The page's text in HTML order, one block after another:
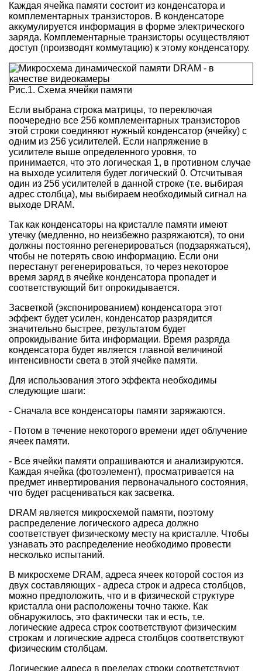
Каждая ячейка памяти состоит из конденсатора и
комплементарных транзисторов. В конденсаторе
аккумулируется информация в форме электрического
заряда. Комплементарные транзисторы осуществляют
доступ (производят коммутацию) к этому конденсатору.
Рис.1. Схема ячейки памяти
Если выбрана строка матрицы, то переключая
поочередно все 256 комплементарных транзисторов
этой строки соединяют нужный конденсатор (ячейку) с
одним из 256 усилителей. Если напряжение в
усилителе выше определенного уровня, то
принимается, что это логическая 1, в противном случае
на выходе усилителя будет логический 0. Отсчитывая
один из 256 усилителей в данной строке (т.е. выбирая
адрес столбца), мы выбираем необходимый сигнал на
выходе DRAM.
Так как конденсаторы на кристалле памяти имеют
утечку (медленно, но неизбежно разряжаются), то они
должны постоянно регенерироваться (подзаряжаться),
чтобы не потерять свою информацию. Если они
перестанут регенерироваться, то через некоторое
время заряд в ячейке конденсатора пропадет и
соответствующий бит опрокидывается.
Засветкой (экспонированием) конденсатора этот
эффект будет усилен, конденсатор разрядится
значительно быстрее, результатом будет
опрокидывание бита информации. Время разряда
конденсатора будет является главной величиной
интенсивности света в этой ячейке памяти.
Для использования этого эффекта необходимы
следующие шаги:
- Сначала все конденсаторы памяти заряжаются.
- Потом в течение некоторого времени идет облучение
ячеек памяти.
- Все ячейки памяти опрашиваются и анализируются.
Каждая ячейка (фотоэлемент), просматривается на
предмет инвертирования первоначального состояния,
что будет расцениваться как засветка.
DRAM является микросхемой памяти, поэтому
распределение логического адреса должно
соответствует физическому месту на кристалле. Чтобы
узнавать это распределение необходимо провести
несколько испытаний.
В микросхеме DRAM, адреса ячеек которой состоя из
двух составляющих - адреса строк и адреса столбцов,
можно предположить, что и в физической структуре
кристалла они расположены точно также. Как
обнаружилось, это фактически так и есть, т.е.
логические адреса строк соответствуют физическим
строкам и логические адреса столбцов соответствуют
физическим столбцам.
Логические адреса в пределах строки соответствуют